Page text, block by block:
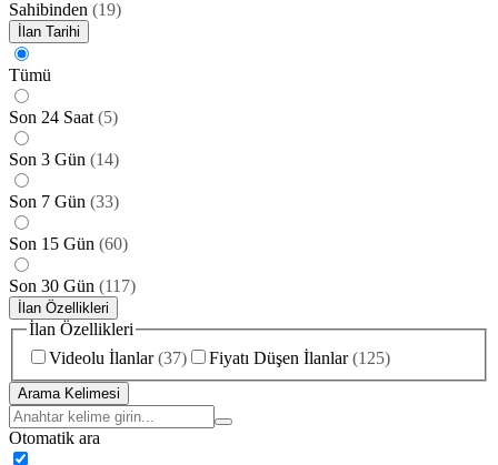
Sahibinden (19)
İlan Tarihi
Tümü
Son 24 Saat (5)
Son 3 Gün (14)
Son 7 Gün (33)
Son 15 Gün (60)
Son 30 Gün (117)
İlan Özellikleri
İlan Özellikleri
Videolu İlanlar (37) Fiyatı Düşen İlanlar (125)
Arama Kelimesi
Otomatik ara